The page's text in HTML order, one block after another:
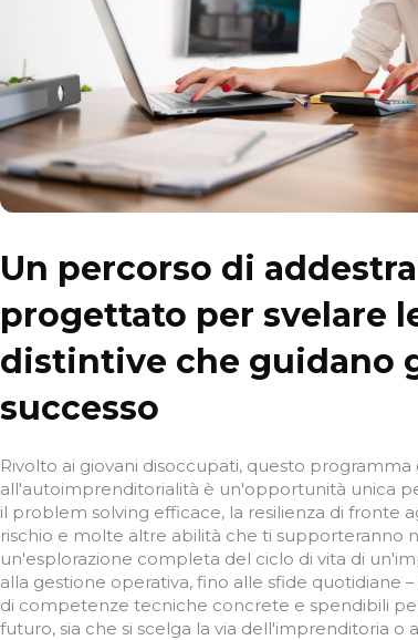
Un percorso di
progettato per svelare
distintive che guidano
successo
Rivolto ai giovani disoccupati, questo programma
all'autoimprenditorialità è un'opportunità unica
il problem solving efficace, la resilienza di fronte
rischio e molte altre abilità che ti supporteranno
un'esplorazione completa del ciclo di vita di
alla gestione operativa, fino alle sfide quotidiane
di competenze tecniche concrete e spendibili
futuro, sia che si scelga la via dell'imprenditoria o